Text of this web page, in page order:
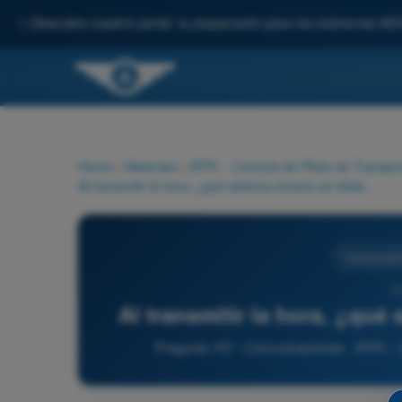
Descubre nuestro portal: tu preparación para los exámenes
Home Materias ATPL - Licencia de Piloto de
Al transmitir la hora, ¿qué
Pregunta 107 - Comunicaciones - ATPL